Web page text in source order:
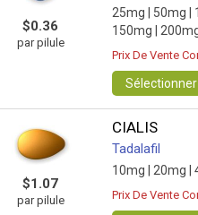
$0.36
par pilule
25mg | 50mg |
150mg |
Prix De Vente
$1.07
par pilule
CIALIS
Tadalafil
10mg | 20mg |
Prix De Vente